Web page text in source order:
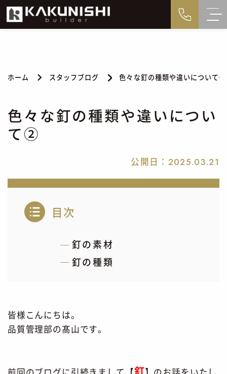
ホーム スタッフブログ 色々な釘の種類や違いについて②
色々な釘の種類や違いについ
て②
公開日： 2025.03.21
目次
釘の素材
釘の種類
皆様こんにちは。
品質管理部の髙山です。